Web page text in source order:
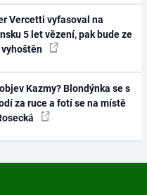
Vercetti vyfasoval na
5 let vězení, pak bude ze
Kazmy? Blondýnka se s
za ruce a fotí se na místě